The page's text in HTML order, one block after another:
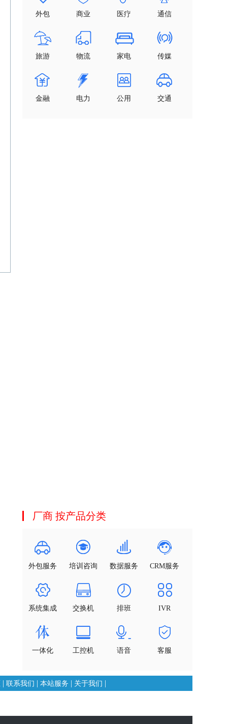
外包 商业 医疗 通信
旅游 物流 家电 传媒
金融 电力 公用 交通
厂商 按产品分类
外包服务 培训咨询 数据服务 CRM服务
系统集成 交换机 排班 IVR
一体化 工控机 语音 客服
| 联系我们 | 本站服务 | 关于我们 |